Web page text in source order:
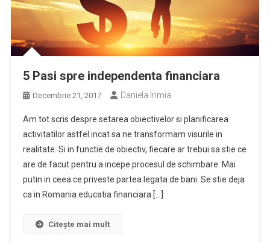
5 Pasi spre independenta financiara
Decembrie 21, 2017 Daniela Irimia
Am tot scris despre setarea obiectivelor si planificarea
activitatilor astfel incat sa ne transformam visurile in
realitate. Si in functie de obiectiv, fiecare ar trebui sa stie ce
are de facut pentru a incepe procesul de schimbare. Mai
putin in ceea ce priveste partea legata de bani. Se stie deja
ca in Romania educatia financiara […]
Citește mai mult